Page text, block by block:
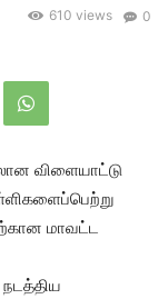
0
610 views
விளையாட்டு
மாவட்ட